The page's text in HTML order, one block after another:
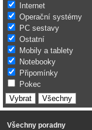
Internet
Operační systémy
PC sestavy
Ostatní
Mobily a tablety
Notebooky
Připomínky
Pokec
Všechny poradny